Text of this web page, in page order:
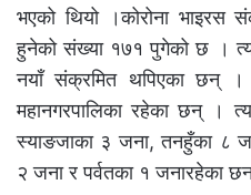
भएको थियो ।कोरोना भाइरस
हुनेको संख्या १७१ पुगेको छ ।
नयाँ संक्रमित थपिएका छन् ।
महानगरपालिका रहेका छन् ।
स्याङजाका ३ जना, तनहुँका ८
२ जना र पर्वतका १ जनारहेका